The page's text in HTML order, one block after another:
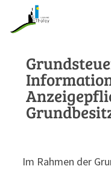
Im Rahmen der